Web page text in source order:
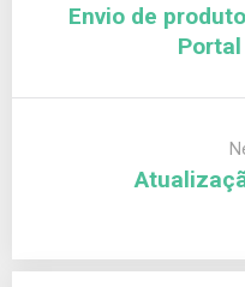
Envio de